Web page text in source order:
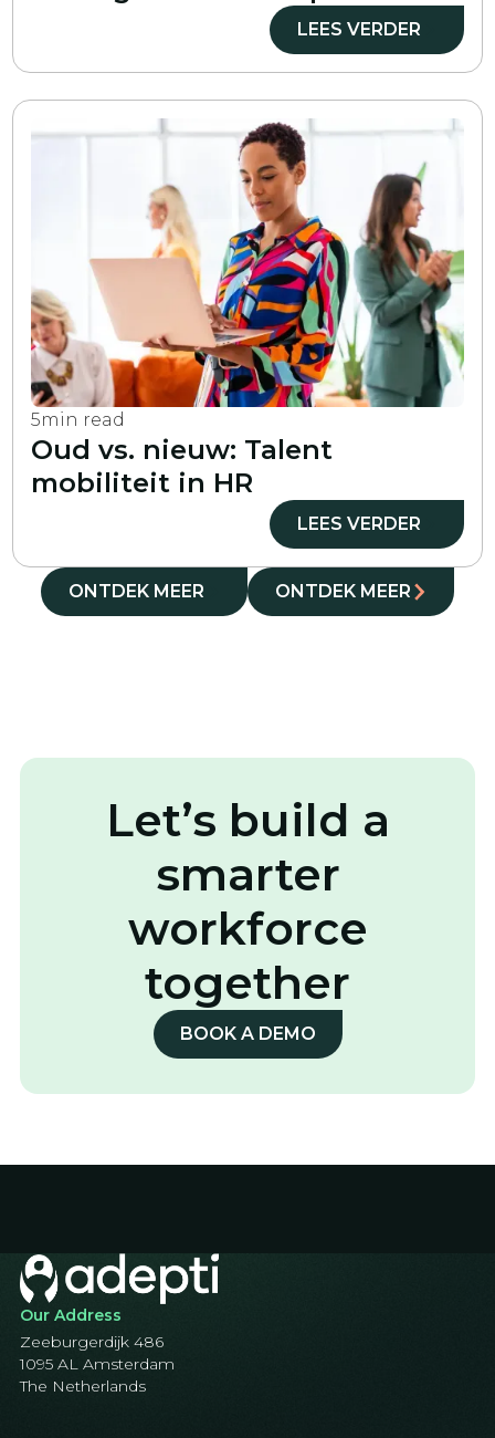
LEES VERDER
5min read
Oud vs. nieuw: Talent
mobiliteit in HR
LEES VERDER
ONTDEK MEER ONTDEK MEER
Let’s build a
smarter
workforce
together
BOOK A DEMO
Our Address
Zeeburgerdijk 486
1095 AL Amsterdam
The Netherlands